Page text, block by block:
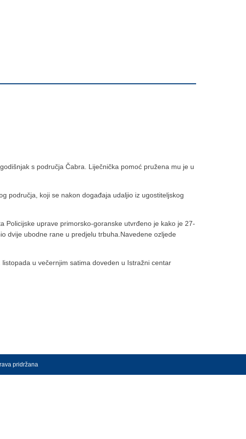
s područja Čabra. Liječnička pomoć pružena mu je u
područja, koji se nakon događaja udaljio iz ugostiteljskog
Policijske uprave primorsko-goranske utvrđeno je kako je 27-
dvije ubodne rane u predjelu trbuha.Navedene ozljede
u večernjim satima doveden u Istražni centar
pridržana